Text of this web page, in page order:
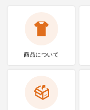
商品について